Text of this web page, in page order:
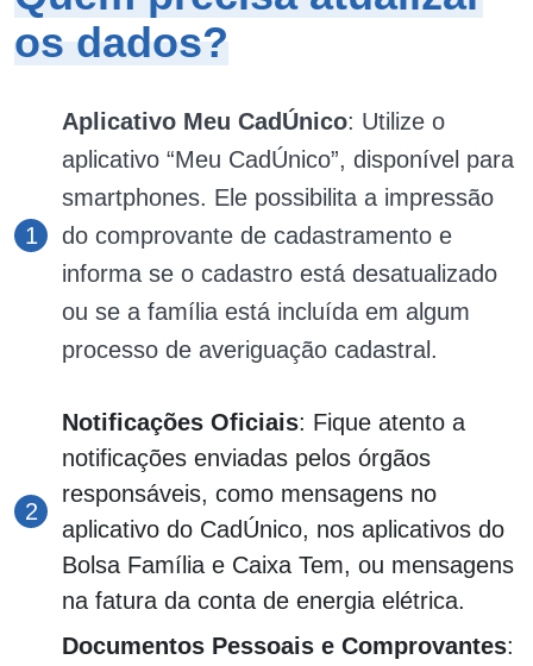
os dados?
Aplicativo Meu CadÚnico: Utilize o
aplicativo “Meu CadÚnico”, disponível para
smartphones. Ele possibilita a impressão
do comprovante de cadastramento e
informa se o cadastro está desatualizado
ou se a família está incluída em algum
processo de averiguação cadastral​.
Notificações Oficiais: Fique atento a
notificações enviadas pelos órgãos
responsáveis, como mensagens no
aplicativo do CadÚnico, nos aplicativos do
Bolsa Família e Caixa Tem, ou mensagens
na fatura da conta de energia elétrica.
Documentos Pessoais e Comprovantes: